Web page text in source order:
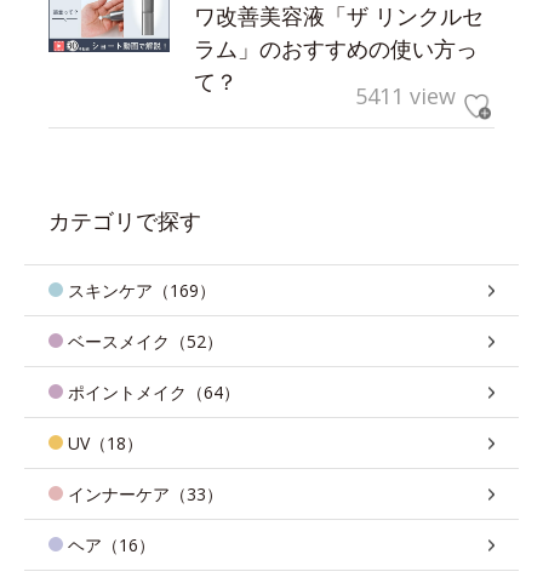
ワ改善美容液「ザ リンクルセ
ラム」のおすすめの使い方っ
て？
5411 view
カテゴリで探す
スキンケア（169）
ベースメイク（52）
ポイントメイク（64）
UV（18）
インナーケア（33）
ヘア（16）